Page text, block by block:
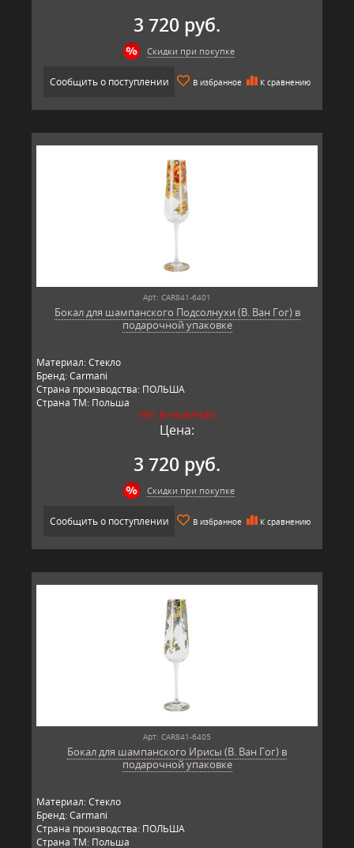
3 720 руб.
Скидки при покупке
Сообщить о поступлении В избранное К сравнению
Арт: CAR841-6401
Бокал для шампанского Подсолнухи (В. Ван Гог) в
подарочной упаковке
Материал: Стекло
Бренд: Carmani
Страна производства: ПОЛЬША
Страна ТМ: Польша
НЕТ В НАЛИЧИИ
Цена:
3 720 руб.
Скидки при покупке
Сообщить о поступлении В избранное К сравнению
Арт: CAR841-6405
Бокал для шампанского Ирисы (В. Ван Гог) в
подарочной упаковке
Материал: Стекло
Бренд: Carmani
Страна производства: ПОЛЬША
Страна ТМ: Польша